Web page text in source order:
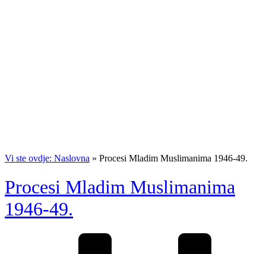
Vi ste ovdje: Naslovna » Procesi Mladim Muslimanima 1946-49.
Procesi Mladim Muslimanima
1946-49.